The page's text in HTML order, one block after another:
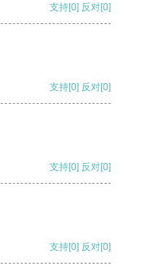
支持[0] 反对[0]
支持[0] 反对[0]
支持[0] 反对[0]
支持[0] 反对[0]